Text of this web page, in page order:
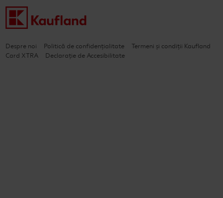
Despre noi Politică de confidențialitate
Termeni și condiții Kaufland
Card XTRA
Declarație de Accesibilitate